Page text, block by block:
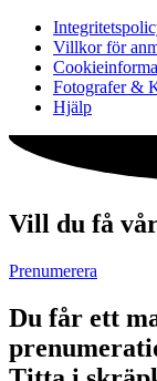
Villkor för
Fotografer &
Hjälp
Vill du få
Prenumerera
Du får ett